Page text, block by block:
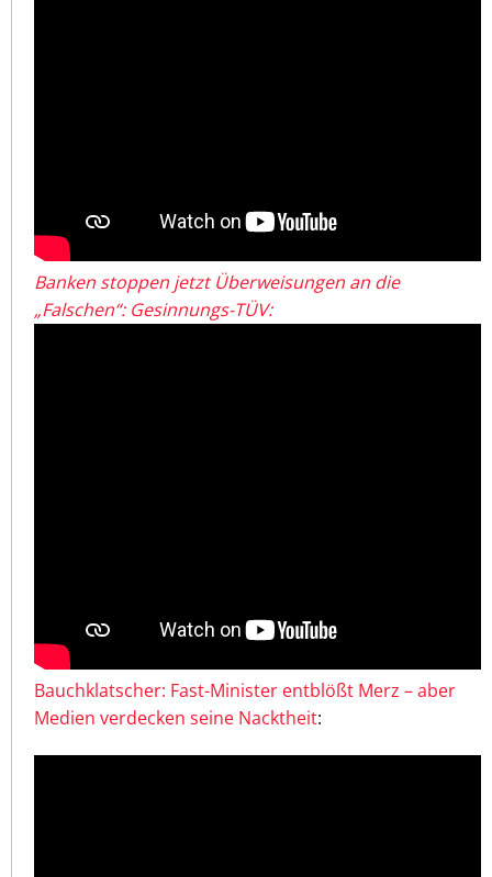
Banken stoppen jetzt Überweisungen an die
„Falschen“: Gesinnungs-TÜV:
Bauchklatscher: Fast-Minister entblößt Merz – aber
Medien verdecken seine Nacktheit: